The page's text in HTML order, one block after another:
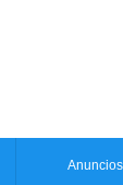
Anuncios